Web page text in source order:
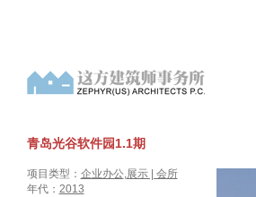
青岛光谷软件园1.1期
项目类型： 企业办公,展示 | 会所
年代： 2013